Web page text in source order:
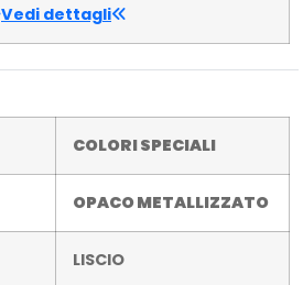
Vedi dettagli
COLORI SPECIALI
OPACO METALLIZZATO
LISCIO